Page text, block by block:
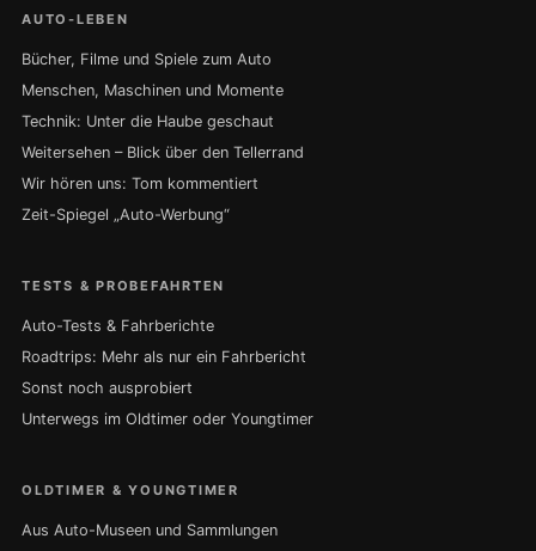
AUTO-LEBEN
Bücher, Filme und Spiele zum Auto
Menschen, Maschinen und Momente
Technik: Unter die Haube geschaut
Weitersehen – Blick über den Tellerrand
Wir hören uns: Tom kommentiert
Zeit-Spiegel „Auto-Werbung“
TESTS & PROBEFAHRTEN
Auto-Tests & Fahrberichte
Roadtrips: Mehr als nur ein Fahrbericht
Sonst noch ausprobiert
Unterwegs im Oldtimer oder Youngtimer
OLDTIMER & YOUNGTIMER
Aus Auto-Museen und Sammlungen